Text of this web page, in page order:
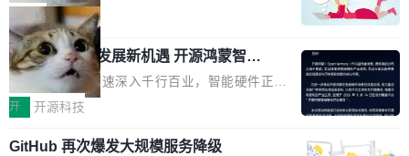
Agency年度合辑的观察指出,“产品”这个离消费
者最近的载体,在整个品牌营销层面的权重显著变
高了。全域营销服务商的竞争正在从规模转向深
度,案例厚度、全域覆盖、多线协同...
破的事实。 Jordan 随后补充了一句软化声明：
「我不认为这些会议上大部分论文都在过度宣传
或造假。问题是，作为读者，如果你筛选出那些
看起来最令人兴奋的论文，那它们大部分都是过
度宣传的。」 这才是真正的痛点。不是所有论文
都有问题，是最吸引眼球的那批论文最有问题。
他引用的帖子来自 Mathew Shen，一位 ICLR 2
这句话不是来自某个技术博客，而是出自 Hieu
Pham 的一条推文。Hieu Pham 是谁？他是 xAI
的早期工程师之一，在 Grok 训练基础设施团队
工作过。近日他在 X 上发了一条帖子，列出了他
认为现代 AI 领域最重要的三个开源项目。 第一
理由很具体。FA 系列不需要解释，但 FA2 是他
局
共商智能硬件发展新机遇 开源鸿蒙智能
硬件开发者日杭州站即将举行
随着万物智联加速深入千行百业，智能硬件正从
单点设备迈向智能化、网联化、协同化发展。作
鸿蒙通过统一技术底座和分布式能力，为不同类
开 开源科技
GitHub 再次爆发大规模服务降级